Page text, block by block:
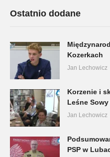
Ostatnio dodane
Kozerkach
Jan Lechowicz
Korzenie i
Leśne
Jan Lechowicz
PSP w